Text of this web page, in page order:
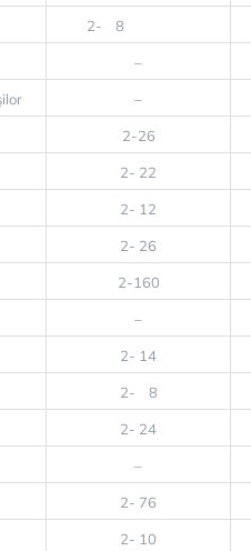
2- 8
–
–
2-26
2- 22
2- 12
2- 26
2-160
–
2- 14
2- 8
2- 24
–
2- 76
2- 10